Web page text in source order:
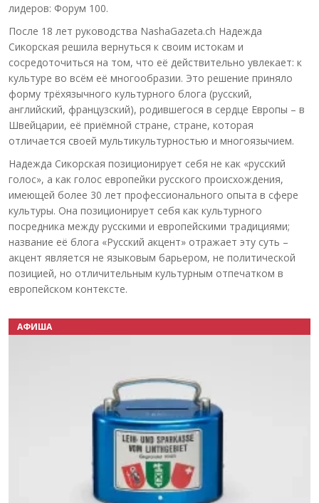
лидеров: Форум 100.
После 18 лет руководства NashaGazeta.ch Надежда
Сикорская решила вернуться к своим истокам и
сосредоточиться на том, что её действительно увлекает: к
культуре во всём её многообразии. Это решение приняло
форму трёхязычного культурного блога (русский,
английский, французский), родившегося в сердце Европы – в
Швейцарии, её приёмной стране, стране, которая
отличается своей мультикультурностью и многоязычием.
Надежда Сикорская позиционирует себя не как «русский
голос», а как голос европейки русского происхождения,
имеющей более 30 лет профессионального опыта в сфере
культуры. Она позиционирует себя как культурного
посредника между русскими и европейскими традициями;
название её блога «Русский акцент» отражает эту суть –
акцент является не языковым барьером, не политической
позицией, но отличительным культурным отпечатком в
европейском контексте.
АФИША